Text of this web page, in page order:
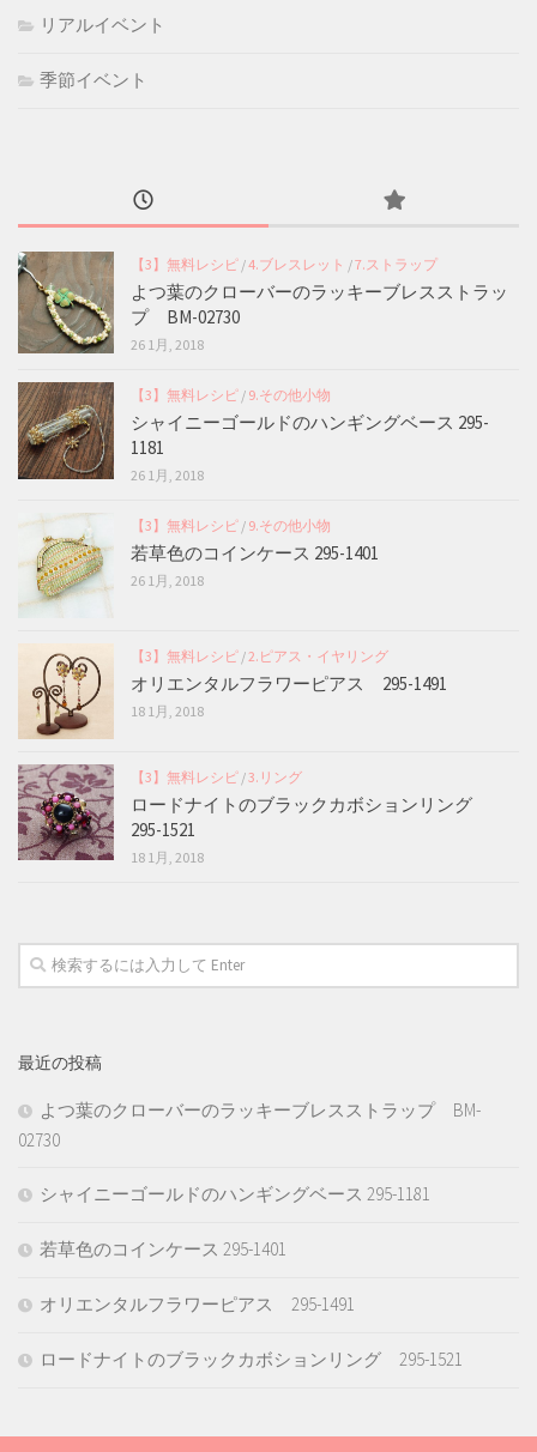
リアルイベント
季節イベント
【3】無料レシピ /4.ブレスレット /7.ストラップ
よつ葉のクローバーのラッキーブレスストラッ
プ BM-02730
26 1月, 2018
【3】無料レシピ / 9.その他小物
シャイニーゴールドのハンギングベース 295-
1181
26 1月, 2018
【3】無料レシピ / 9.その他小物
若草色のコインケース 295-1401
26 1月, 2018
【3】無料レシピ /2.ピアス・イヤリング
オリエンタルフラワーピアス 295-1491
18 1月, 2018
【3】無料レシピ /3.リング
ロードナイトのブラックカボションリング
295-1521
18 1月, 2018
最近の投稿
よつ葉のクローバーのラッキーブレスストラップ BM-
02730
シャイニーゴールドのハンギングベース 295-1181
若草色のコインケース 295-1401
オリエンタルフラワーピアス 295-1491
ロードナイトのブラックカボションリング 295-1521